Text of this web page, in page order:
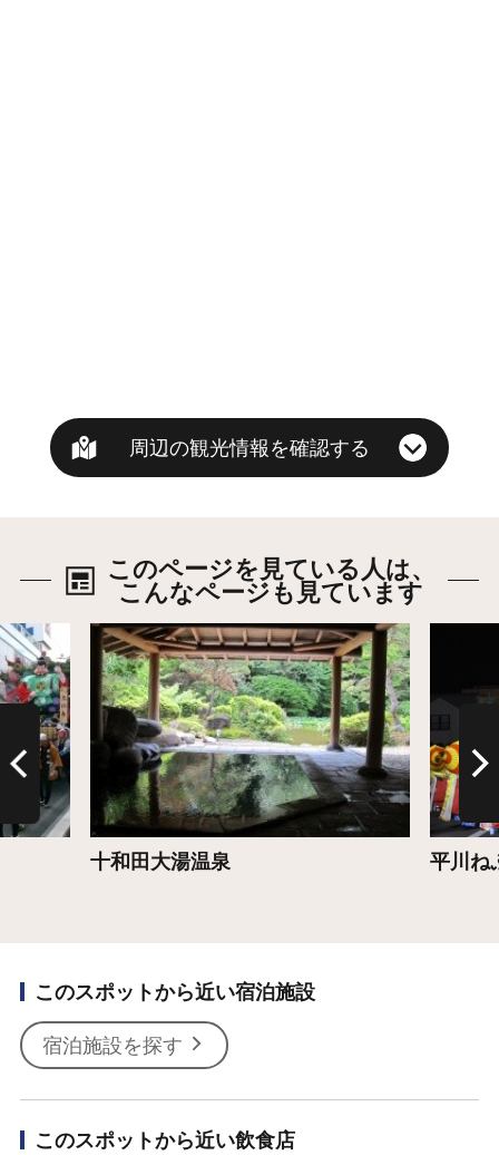
周辺の観光情報を確認する
このページを見ている人は、
こんなページも見ています
十和田大湯温泉
詳細はこちら
平川ね
このスポットから近い宿泊施設
宿泊施設を探す
このスポットから近い飲食店